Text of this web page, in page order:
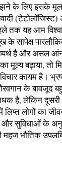
के लिए इसके मूल
तक यह आम
के सापेक्ष
है और असल
मूल्य बढ़ाया,
कायम है।
के बावजूद
है, लेकिन
लोगों का
और सुविधाओं के
भौतिक